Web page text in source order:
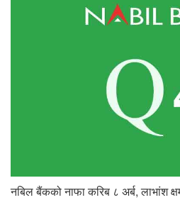
नबिल बैंकको नाफा करिब ८ अर्ब, लाभांश